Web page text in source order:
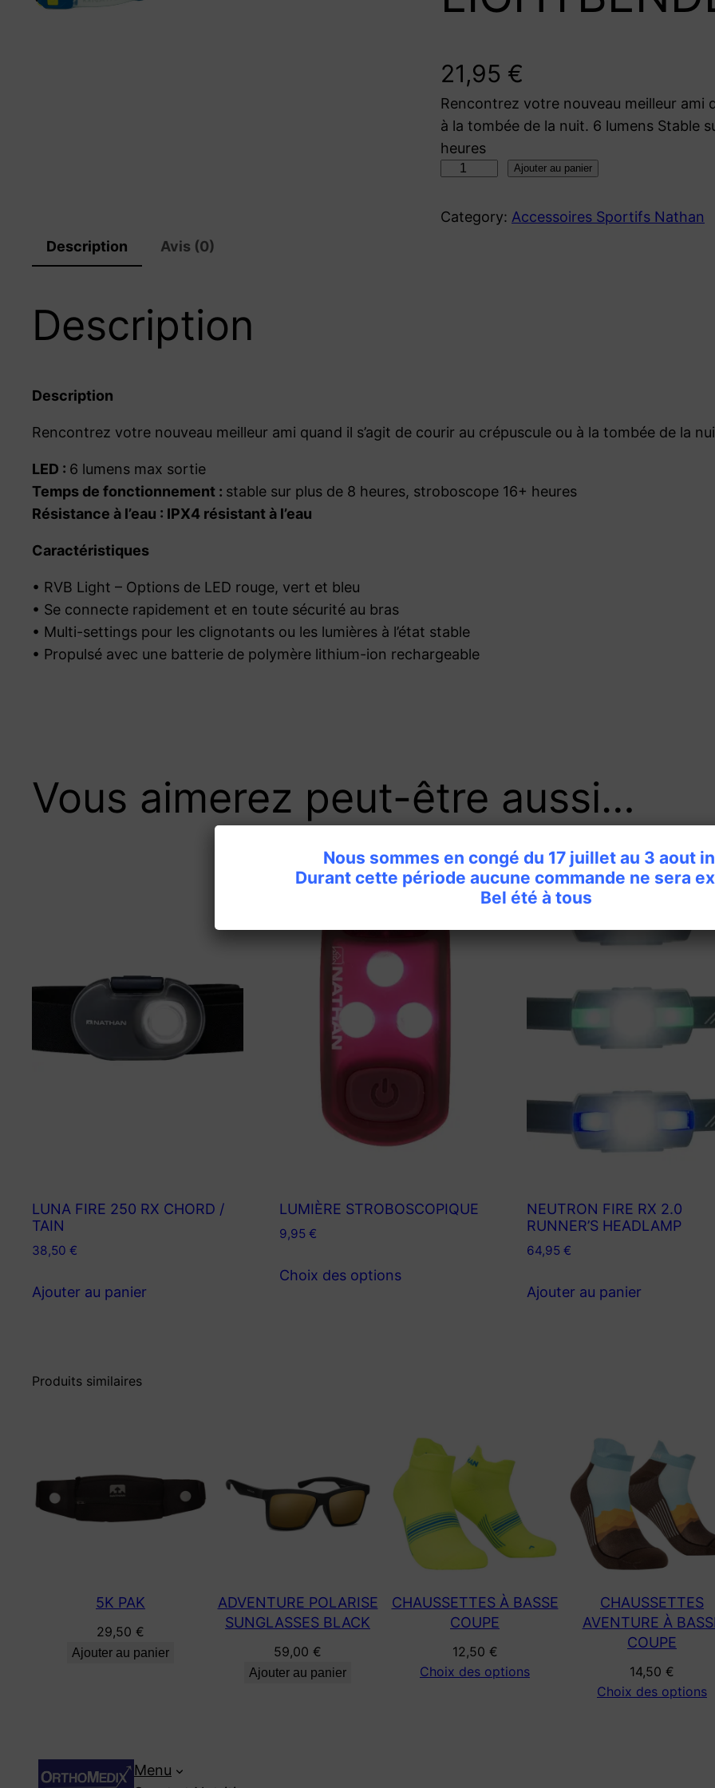
21,95 €
Rencontrez votre nouveau meilleur ami
à la tombée de la nuit. 6 lumens Stable
heures
a
G
T
R
X
Ajouter au panier
Category: Accessoires Sportifs Nathan
Description
Avis (0)
Description
Description
Rencontrez votre nouveau meilleur ami quand il s’agit de courir au crépuscule ou à la tombée de la
LED : 6 lumens max sortie
Temps de fonctionnement : stable sur plus de 8 heures, stroboscope 16+ heures
Résistance à l’eau : IPX4 résistant à l’eau
Caractéristiques
• RVB Light – Options de LED rouge, vert et bleu
• Se connecte rapidement et en toute sécurité au bras
• Multi-settings pour les clignotants ou les lumières à l’état stable
• Propulsé avec une batterie de polymère lithium-ion rechargeable
Vous aimerez peut-être aussi…
LUNA FIRE 250 RX CHORD /
TAIN
38,50 €
Ajouter au panier
LUMIÈRE STROBOSCOPIQUE
9,95€
Choix des optionsproduit
être
choisies
page
du
produit
NEUTRON FIRE RX 2.0
RUNNER’S HEADLAMP
64,95€
Ajouter au panier
Produits similaires
5K PAK
29,50 €
Ajouter au panier
ADVENTURE POLARISE
SUNGLASSES BLACK
59,00 €
Ajouter au panier
CHAUSSETTES À BASSE
COUPE
12,50 €
Choix des options
CHAUSSETTES
AVENTURE À
COUPE
14,50 €
Choix des options
Menu
Nous sommes en congé du 17 juillet au 3 aout
Durant cette période aucune commande ne sera
Bel été à tous